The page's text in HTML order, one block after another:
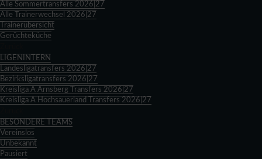
Alle Sommertransfers 2026|27
Alle Trainerwechsel 2026|27
Trainerübersicht
Gerüchteküche
LIGENINTERN
Landesligatransfers 2026|27
Bezirksligatransfers 2026|27
Kreisliga A Arnsberg Transfers 2026|27
Kreisliga A Hochsauerland Transfers 2026|27
BESONDERE TEAMS
Vereinslos
Unbekannt
Pausiert